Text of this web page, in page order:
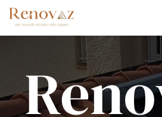
Aller
au
contenu
principal